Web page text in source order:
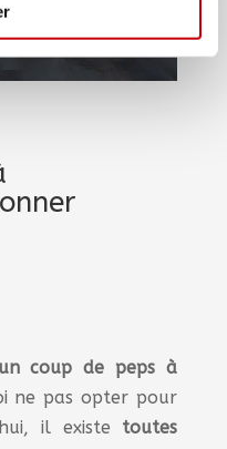
coup de peps à
ne pas opter pour
il existe toutes